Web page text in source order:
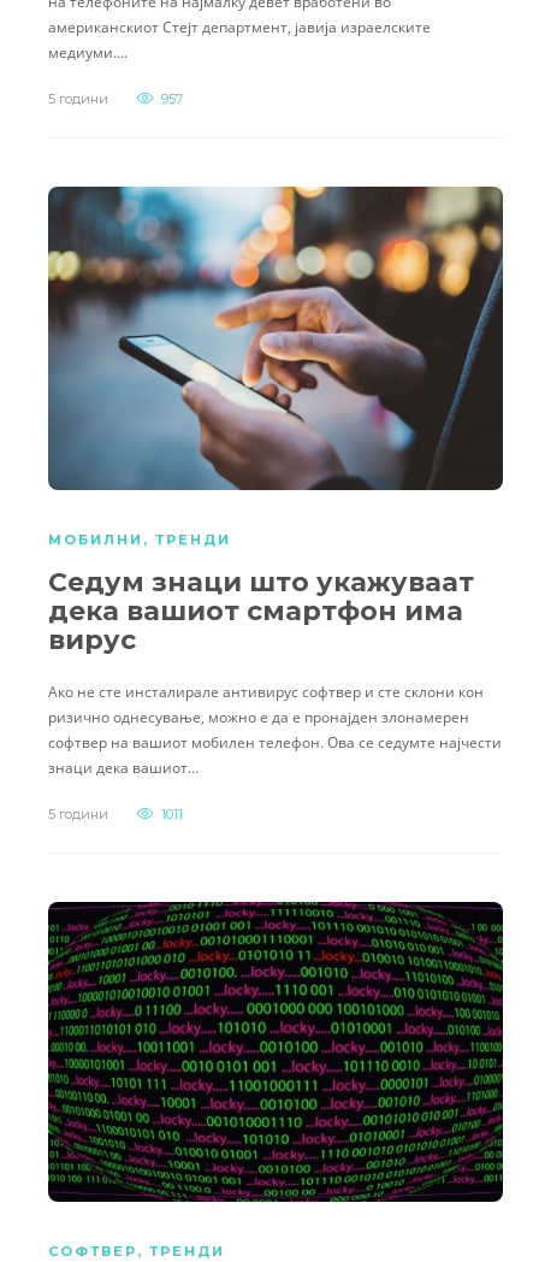
американскиот Стејт департмент, јавија израелските
медиуми….
5 години 957
МОБИЛНИ , ТРЕНДИ
Седум знаци што укажуваат
дека вашиот смартфон има
вирус
Ако не сте инсталирале антивирус софтвер и сте склони кон
ризично однесување, можно е да е пронајден злонамерен
софтвер на вашиот мобилен телефон. Ова се седумте најчести
знаци дека вашиот…
5 години 1011
СОФТВЕР , ТРЕНДИ